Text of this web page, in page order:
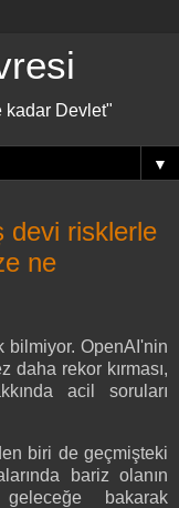
kadar Devlet"
▼
devi risklerle
ne
bilmiyor. OpenAI'nin
daha rekor kırması,
acil soruları
biri de geçmişteki
bariz olanın
bakarak